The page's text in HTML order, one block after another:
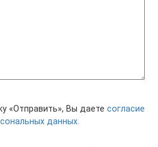
«Отправить», Вы даете согласие
данных.